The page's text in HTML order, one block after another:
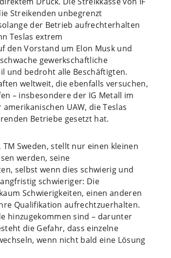
Streikenden unbegrenzt
der Betrieb aufrechterhalten
Teslas extrem
den Vorstand um Elon Musk und
gewerkschaftliche
und bedroht alle Beschäftigten.
weltweit, die ebenfalls versuchen,
– insbesondere der IG Metall im
UAW, die Teslas
Betriebe gesetzt hat.
Sweden, stellt nur einen kleinen
werden, seine
selbst wenn dies schwierig und
schwieriger: Die
Schwierigkeiten, einen anderen
Qualifikation aufrechtzuerhalten.
hinzugekommen sind – darunter
die Gefahr, dass einzelne
wenn nicht bald eine Lösung